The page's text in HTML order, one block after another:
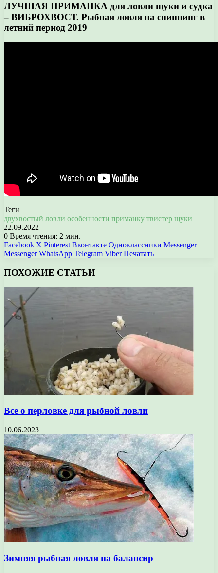
ЛУЧШАЯ ПРИМАНКА для ловли щуки и судка
– ВИБРОХВОСТ. Рыбная ловля на спиннинг в
летний период 2019
Теги
двухвостый ловли особенности приманку твистер щуки
22.09.2022
0 Время чтения: 2 мин.
Facebook X Pinterest Вконтакте Одноклассники Messenger
Messenger WhatsApp Telegram Viber Печатать
ПОХОЖИЕ СТАТЬИ
Все о перловке для рыбной ловли
10.06.2023
Зимняя рыбная ловля на балансир